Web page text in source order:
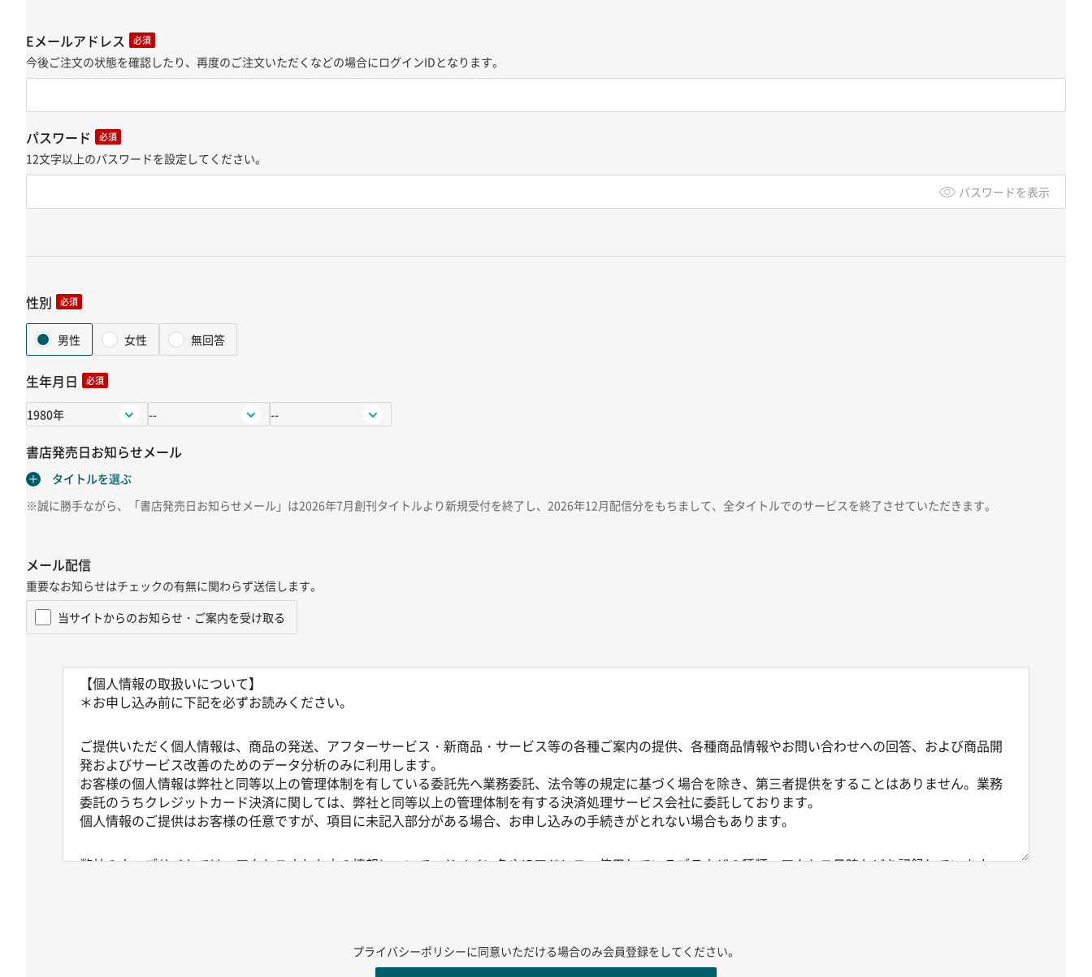
Eメールアドレス 必須
今後ご注文の状態を確認したり、再度のご注文いただくなどの場合にログインIDとなります。
パスワード 必須
パスワードを表示
12文字以上のパスワードを設定してください。
性別 必須
男性 女性 無回答
生年月日 必須
書店発売日お知らせメール
※誠に勝手ながら、「書店発売日お知らせメール」は2026年7月創刊タイトルより新規受付を終了し、2026年12月配信分をもちまして、全タイトルでのサービスを終了させていただきます。
メール配信
当サイトからのお知らせ・ご案内を受け取る
重要なお知らせはチェックの有無に関わらず送信します。
【個人情報の取扱いについて】
＊お申し込み前に下記を必ずお読みください。
ご提供いただく個人情報は、商品の発送、アフターサービス・新商品・サービス等の各種ご案内の提供、各種商品情報やお問い合わせへの回答、および商品開
発およびサービス改善のためのデータ分析のみに利用します。
お客様の個人情報は弊社と同等以上の管理体制を有している委託先へ業務委託、法令等の規定に基づく場合を除き、第三者提供をすることはありません。業務
委託のうちクレジットカード決済に関しては、弊社と同等以上の管理体制を有する決済処理サービス会社に委託しております。
個人情報のご提供はお客様の任意ですが、項目に未記入部分がある場合、お申し込みの手続きがとれない場合もあります。
弊社のウェブサイトでは、アクセスされた方の情報について、ドメイン名やIPアドレス、使用しているブラウザの種類、アクセス日時などを記録しています。
プライバシーポリシーに同意いただける場合のみ会員登録をしてください。